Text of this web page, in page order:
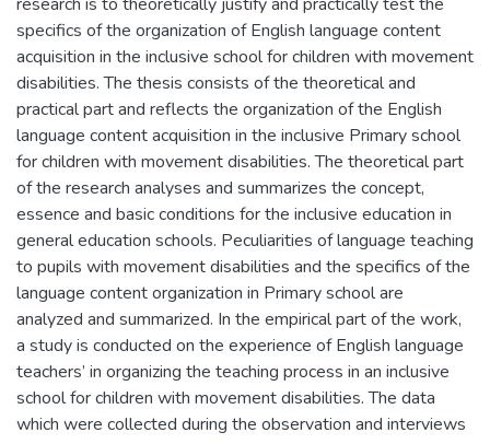
specifics of the organization of English language content
acquisition in the inclusive school for children with movement
disabilities. The thesis consists of the theoretical and
practical part and reflects the organization of the English
language content acquisition in the inclusive Primary school
for children with movement disabilities. The theoretical part
of the research analyses and summarizes the concept,
essence and basic conditions for the inclusive education in
general education schools. Peculiarities of language teaching
to pupils with movement disabilities and the specifics of the
language content organization in Primary school are
analyzed and summarized. In the empirical part of the work,
a study is conducted on the experience of English language
teachers’ in organizing the teaching process in an inclusive
school for children with movement disabilities. The data
which were collected during the observation and interviews